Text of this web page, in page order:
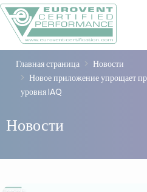
Главная страница
Новости
Новое приложение упрощает
уровня IAQ
Новости